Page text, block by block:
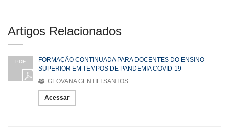
Artigos Relacionados
PDF
FORMAÇÃO CONTINUADA PARA DOCENTES DO ENSINO
SUPERIOR EM TEMPOS DE PANDEMIA COVID-19
GEOVANA GENTILI SANTOS
Acessar